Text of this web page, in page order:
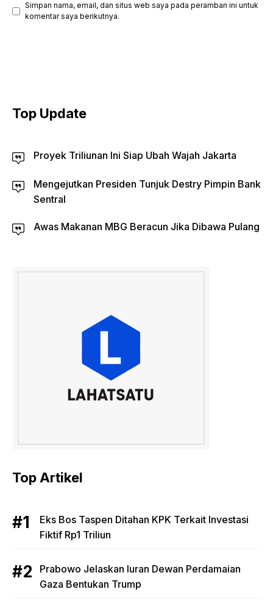
Simpan nama, email, dan situs web saya pada peramban ini untuk
komentar saya berikutnya.
Top Update
Proyek Triliunan Ini Siap Ubah Wajah Jakarta
Mengejutkan Presiden Tunjuk Destry Pimpin Bank
Sentral
Awas Makanan MBG Beracun Jika Dibawa Pulang
Top Artikel
Eks Bos Taspen Ditahan KPK Terkait Investasi
Fiktif Rp1 Triliun
Prabowo Jelaskan Iuran Dewan Perdamaian
Gaza Bentukan Trump